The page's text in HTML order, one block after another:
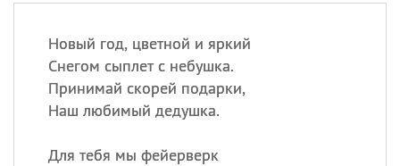
Новый год, цветной и яркий
Снегом сыплет с небушка.
Принимай скорей подарки,
Наш любимый дедушка.
Для тебя мы фейерверк